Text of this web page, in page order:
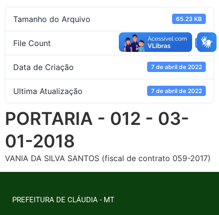
Tamanho do Arquivo 65.23 KB
File Count 1
Data de Criação 7 de abril de 2022
Ultima Atualização 7 de abril de 2022
PORTARIA - 012 - 03-
01-2018
VANIA DA SILVA SANTOS (fiscal de contrato 059-2017)
PREFEITURA DE CLÁUDIA - MT